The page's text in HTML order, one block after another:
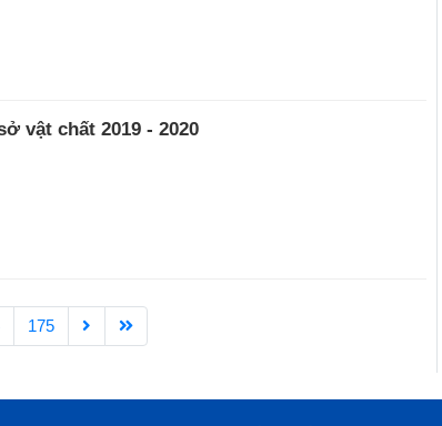
vật chất 2019 - 2020
175